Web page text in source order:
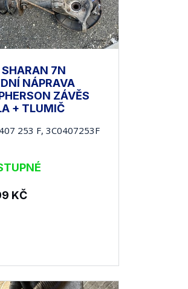
7N
NÁPRAVA
ZÁVĚS
+ TLUMIČ
253 F, 3C0407253F
KČ